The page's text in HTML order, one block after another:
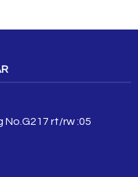
No.G217 rt/rw :05